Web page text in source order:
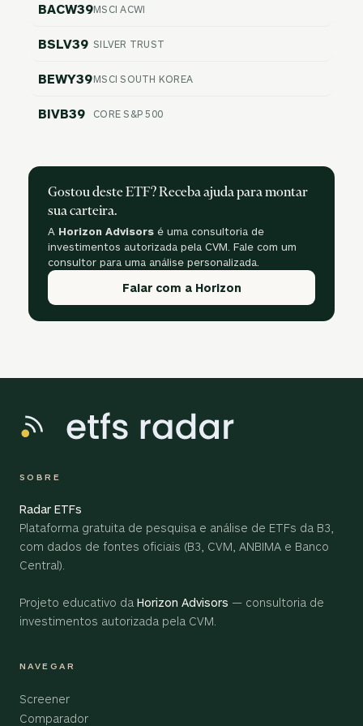
BACW39MSCI ACWI
BSLV39 SILVER TRUST
BEWY39MSCI SOUTH KOREA
BIVB39 CORE S&P 500
Gostou deste ETF? Receba ajuda para montar
sua carteira.
A Horizon Advisors é uma consultoria de
investimentos autorizada pela CVM. Fale com um
consultor para uma análise personalizada.
Falar com a Horizon
SOBRE
Radar ETFs
Plataforma gratuita de pesquisa e análise de ETFs da B3,
com dados de fontes oficiais (B3, CVM, ANBIMA e Banco
Central).
Projeto educativo da Horizon Advisors — consultoria de
investimentos autorizada pela CVM.
NAVEGAR
Screener
Comparador